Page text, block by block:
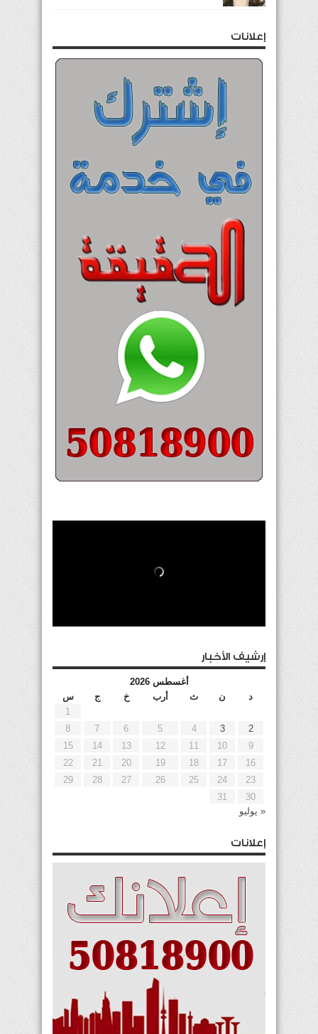
إعلانات
إرشيف الأخبار
أغسطس 2026
د
ن ث أرب خ ج
س
1
2
3
4
5
6
7
8
9
10
11
12
13
14
15
16
17
18
19
20
21
22
23
24
25
26
27
28
29
30
31
« يوليو
إعلانات